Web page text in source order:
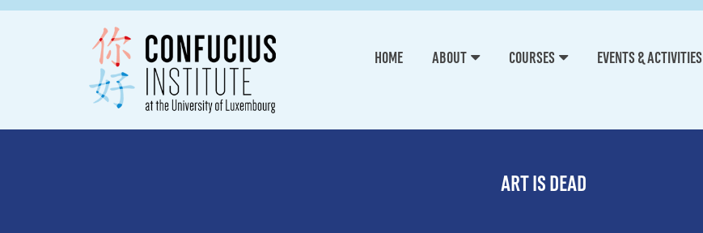
HOME ABOUT COURSES EVENTS & ACTIVITIES
ART IS DEAD